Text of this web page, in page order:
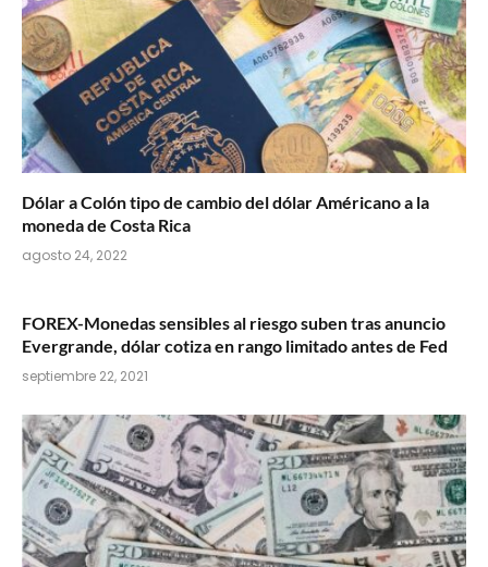
Dólar a Colón tipo de cambio del dólar Américano a la
moneda de Costa Rica
agosto 24, 2022
FOREX-Monedas sensibles al riesgo suben tras anuncio
Evergrande, dólar cotiza en rango limitado antes de Fed
septiembre 22, 2021